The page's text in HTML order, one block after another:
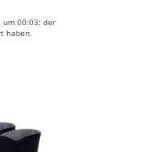
00:03; der
haben.